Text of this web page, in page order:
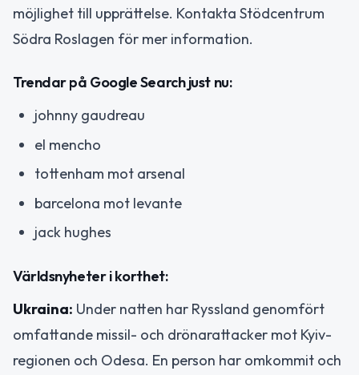
möjlighet till upprättelse. Kontakta Stödcentrum
Södra Roslagen för mer information.
Trendar på Google Search just nu:
johnny gaudreau
el mencho
tottenham mot arsenal
barcelona mot levante
jack hughes
Världsnyheter i korthet:
Ukraina: Under natten har Ryssland genomfört
omfattande missil- och drönarattacker mot Kyiv-
regionen och Odesa. En person har omkommit och